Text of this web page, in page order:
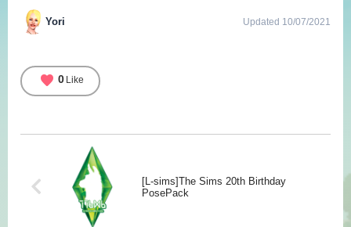
Yori Updated 10/07/2021
favorite 0 Like
[L-sims]The Sims 20th Birthday
PosePack